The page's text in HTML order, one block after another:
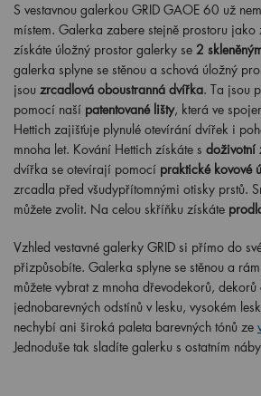
S vestavnou galerkou GRID GAOE 60 už
místem. Galerka zabere stejně prostoru
získáte úložný prostor galerky se 2
galerka splyne se stěnou a schová úložný
jsou zrcadlová oboustranná dvířka. Ta jsou
pomocí naší patentované lišty, která ve
Hettich zajišťuje plynulé otevírání dvířek i
mnoha let. Kování Hettich získáte s doživotní
dvířka se otevírají pomocí praktické kovové
zrcadla před všudypřítomnými otisky prstů.
můžete zvolit. Na celou skříňku získáte
Vzhled vestavné galerky GRID si přímo do
přizpůsobíte. Galerka splyne se stěnou a
můžete vybrat z mnoha dřevodekorů,
jednobarevných odstínů v lesku, vysokém
nechybí ani široká paleta barevných tónů ze
Jednoduše tak sladíte galerku s ostatním